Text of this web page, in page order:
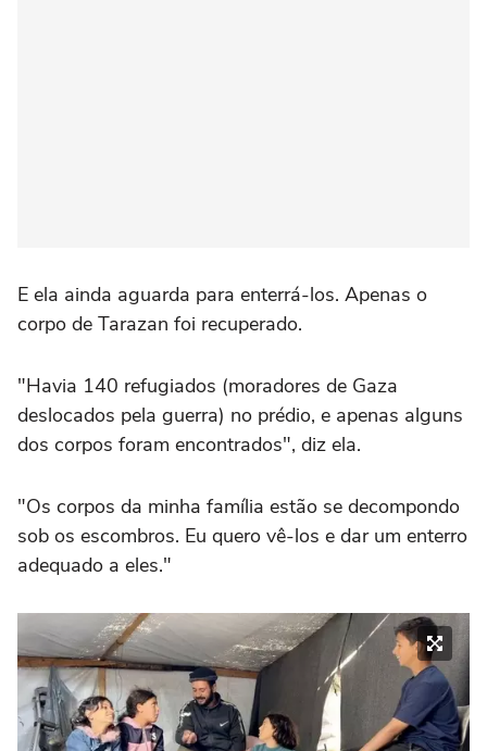
E ela ainda aguarda para enterrá-los. Apenas o
corpo de Tarazan foi recuperado.
"Havia 140 refugiados (moradores de Gaza
deslocados pela guerra) no prédio, e apenas alguns
dos corpos foram encontrados", diz ela.
"Os corpos da minha família estão se decompondo
sob os escombros. Eu quero vê-los e dar um enterro
adequado a eles."